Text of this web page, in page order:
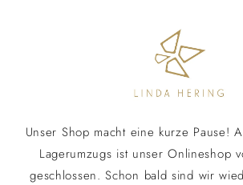
Unser Shop macht eine kurze Pause!
Lagerumzugs ist unser Onlineshop
geschlossen. Schon bald sind wir